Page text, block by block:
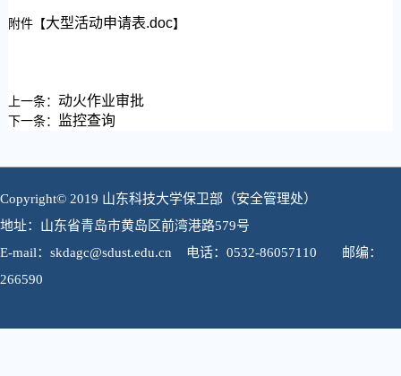
附件【大型活动申请表.doc】
上一条： 动火作业审批
下一条： 监控查询
Copyright© 2019 山东科技大学保卫部（安全管理处）
地址：山东省青岛市黄岛区前湾港路579号
E-mail：skdagc@sdust.edu.cn 电话：0532-86057110 邮编：
266590